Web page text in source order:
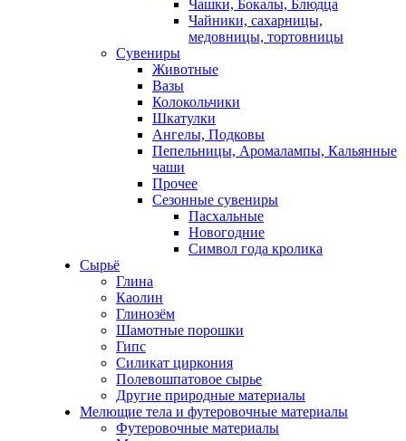
Чашки, Бокалы, Блюдца
Чайники, сахарницы,
медовницы, тортовницы
Сувениры
Животные
Вазы
Колокольчики
Шкатулки
Ангелы, Подковы
Пепельницы, Аромалампы, Кальянные
чаши
Прочее
Сезонные сувениры
Пасхальные
Новогодние
Символ года кролика
Сырьё
Глина
Каолин
Глинозём
Шамотные порошки
Гипс
Силикат циркония
Полевошпатовое сырье
Другие природные материалы
Мелющие тела и футеровочные материалы
Футеровочные материалы